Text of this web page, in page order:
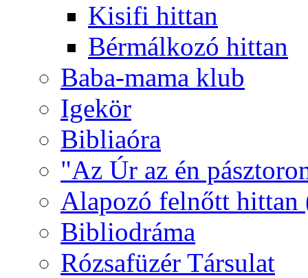
Kisifi hittan
Bérmálkozó hittan
Baba-mama klub
Igekör
Bibliaóra
"Az Úr az én
Alapozó felnőtt hittan
Bibliodráma
Rózsafüzér Társulat